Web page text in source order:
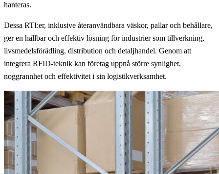
hanteras.
Dessa RTI:er, inklusive återanvändbara väskor, pallar och behållare,
ger en hållbar och effektiv lösning för industrier som tillverkning,
livsmedelsförädling, distribution och detaljhandel. Genom att
integrera RFID-teknik kan företag uppnå större synlighet,
noggrannhet och effektivitet i sin logistikverksamhet.